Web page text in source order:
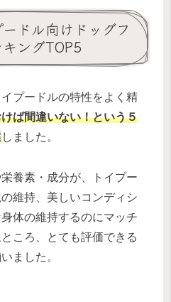
ードル向けドッグフ
ングTOP5
プードルの特性をよく精
ば間違いない！という５
しました。
養素・成分が、トイプー
維持、美しいコンディシ
体の維持するのにマッチ
ころ、とても評価できる
ました。